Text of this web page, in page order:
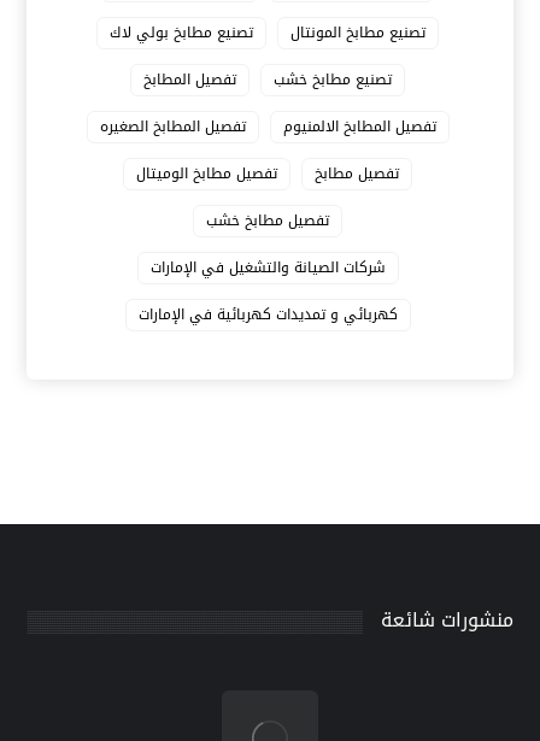
تصنيع مطابخ المونتال
تصنيع مطابخ بولي لاك
تصنيع مطابخ خشب
تفصيل المطابخ
تفصيل المطابخ الالمنيوم
تفصيل المطابخ الصغيره
تفصيل مطابخ
تفصيل مطابخ الوميتال
تفصيل مطابخ خشب
شركات الصيانة والتشغيل في الإمارات
كهربائي و تمديدات كهربائية في الإمارات
منشورات شائعة